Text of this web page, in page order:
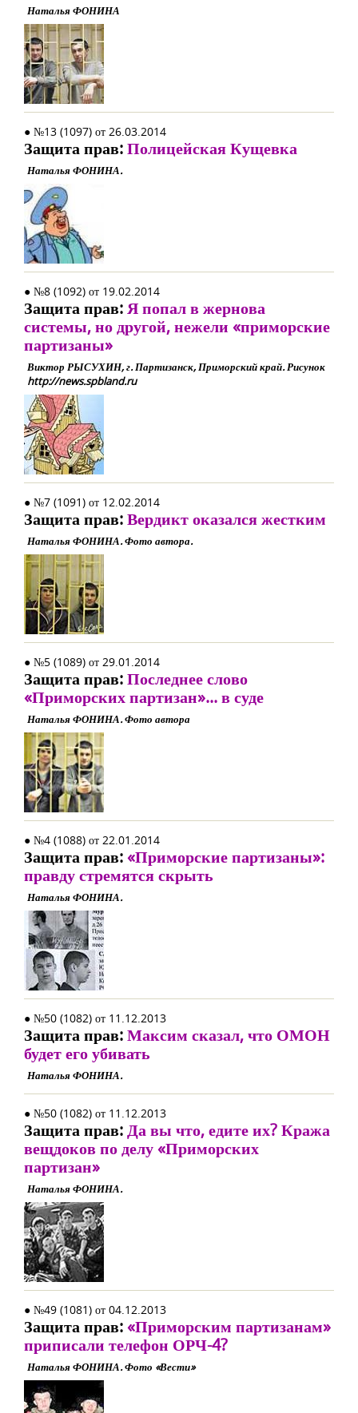
Наталья ФОНИНА
● №13 (1097) от 26.03.2014
Защита прав:Полицейская Кущевка
Наталья ФОНИНА.
● №8 (1092) от 19.02.2014
Защита прав:Я попал в жернова
системы, но другой, нежели «приморские
партизаны»
Виктор РЫСУХИН, г. Партизанск, Приморский край. Рисунок
http://news.spbland.ru
● №7 (1091) от 12.02.2014
Защита прав:Вердикт оказался жестким
Наталья ФОНИНА. Фото автора.
● №5 (1089) от 29.01.2014
Защита прав:Последнее слово
«Приморских партизан»... в суде
Наталья ФОНИНА. Фото автора
● №4 (1088) от 22.01.2014
Защита прав:«Приморские партизаны»:
правду стремятся скрыть
Наталья ФОНИНА.
● №50 (1082) от 11.12.2013
Защита прав:Максим сказал, что ОМОН
будет его убивать
Наталья ФОНИНА.
● №50 (1082) от 11.12.2013
Защита прав:Да вы что, едите их? Кража
вещдоков по делу «Приморских
партизан»
Наталья ФОНИНА.
● №49 (1081) от 04.12.2013
Защита прав:«Приморским партизанам»
приписали телефон ОРЧ-4?
Наталья ФОНИНА. Фото «Вести»